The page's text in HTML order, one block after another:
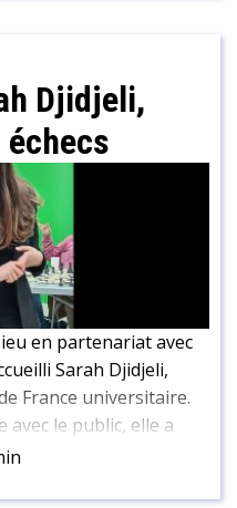
dans un chapitre
arrêts plus loin que
d’expérience…
Djidjeli,
en partenariat avec
Sarah Djidjeli,
France universitaire.
le public, elle a
Résultat final, alors